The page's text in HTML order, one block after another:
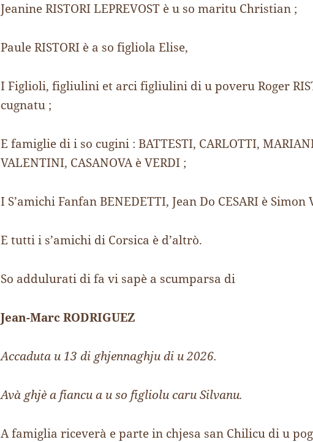
Jeanine RISTORI LEPREVOST è u so maritu Christian ;
Paule RISTORI è a so figliola Elise,
I Figlioli, figliulini et arci figliulini di u poveru Roger
cugnatu ;
E famiglie di i so cugini : BATTESTI, CARLOTTI,
VALENTINI, CASANOVA è VERDI ;
I S’amichi Fanfan BENEDETTI, Jean Do CESARI è Simon
E tutti i s’amichi di Corsica è d’altrò.
So addulurati di fa vi sapè a scumparsa di
Jean-Marc RODRIGUEZ
Accaduta u 13 di ghjennaghju di u 2026.
Avà ghjè a fiancu a u so figliolu caru Silvanu.
A famiglia riceverà e parte in chjesa san Chilicu di u